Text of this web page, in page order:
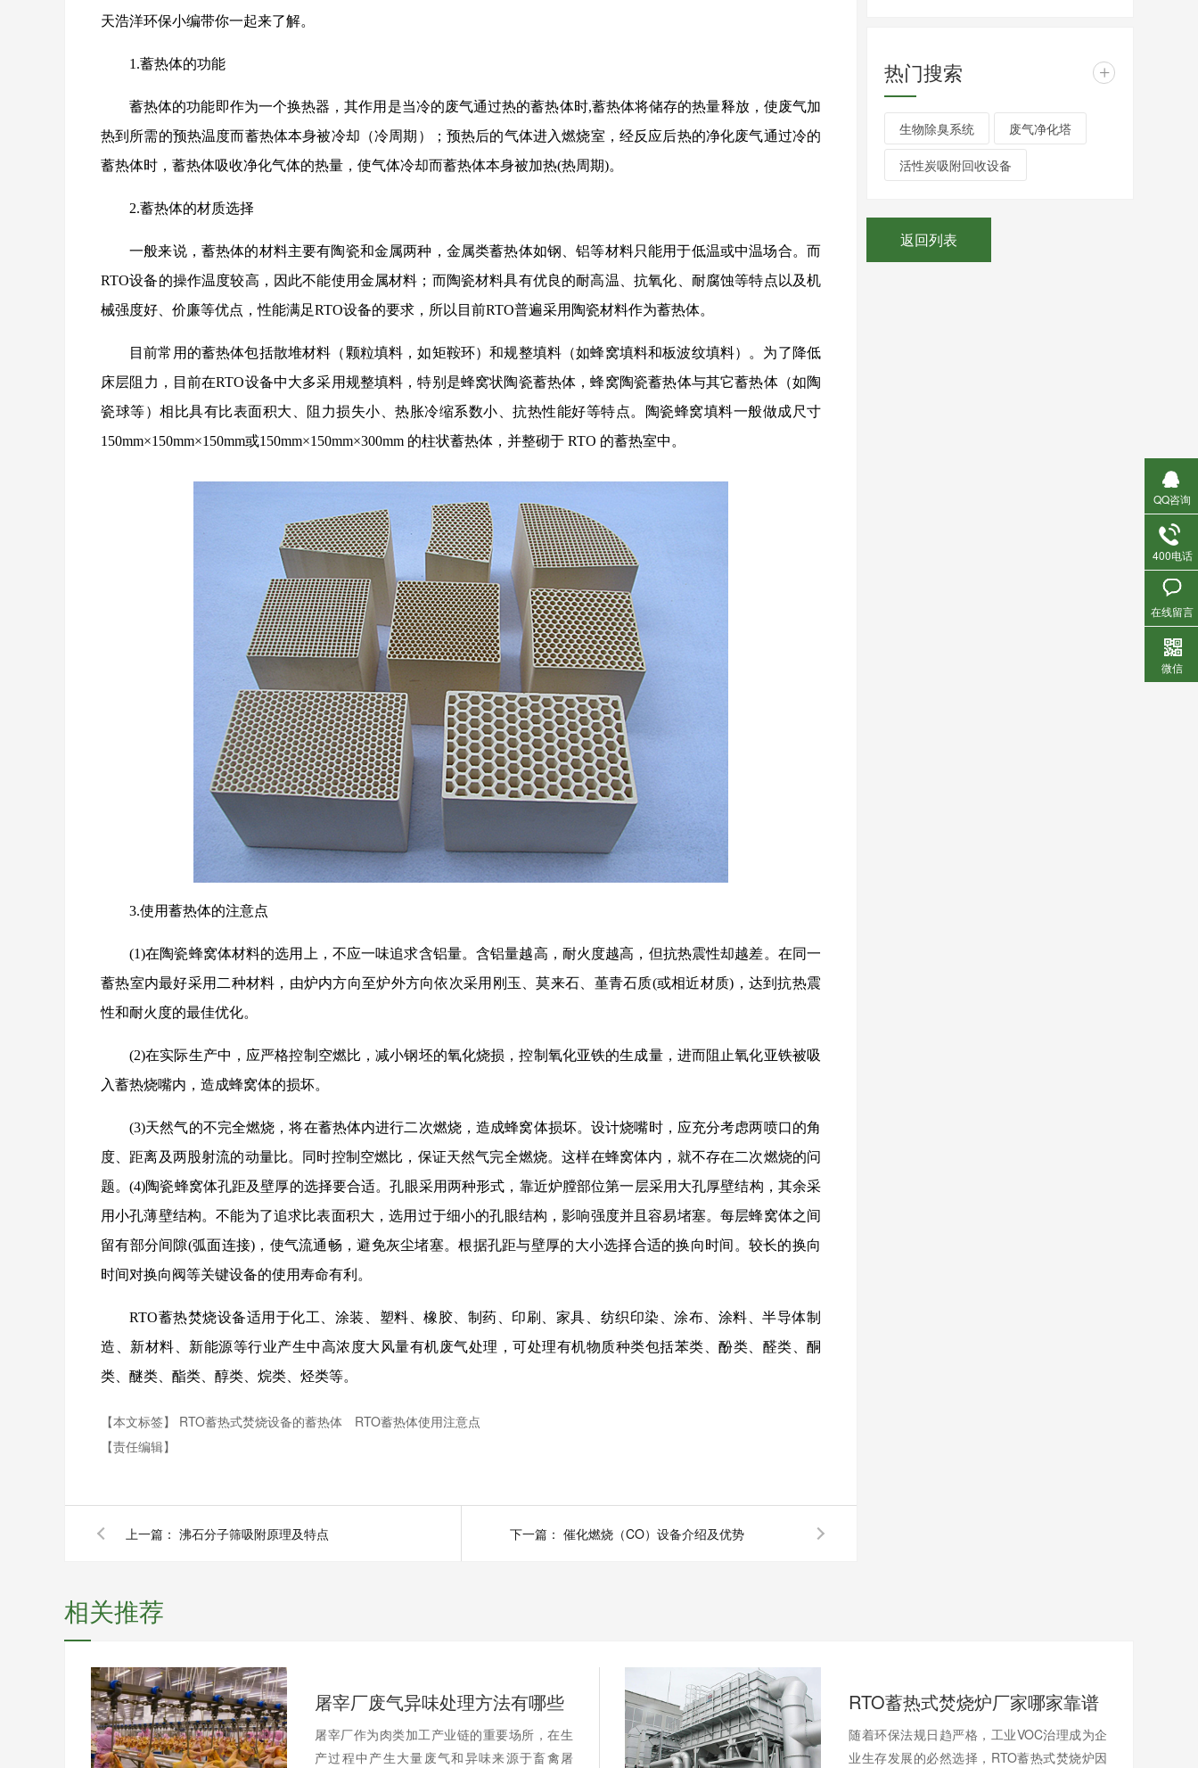
天浩洋环保小编带你一起来了解。
1.蓄热体的功能
蓄热体的功能即作为一个换热器，其作用是当冷的废气通过热的蓄热体时,蓄热体将储存的热量释放，使废气加
热到所需的预热温度而蓄热体本身被冷却（冷周期）；预热后的气体进入燃烧室，经反应后热的净化废气通过冷的
蓄热体时，蓄热体吸收净化气体的热量，使气体冷却而蓄热体本身被加热(热周期)。
2.蓄热体的材质选择
一般来说，蓄热体的材料主要有陶瓷和金属两种，金属类蓄热体如钢、铝等材料只能用于低温或中温场合。而
RTO设备的操作温度较高，因此不能使用金属材料；而陶瓷材料具有优良的耐高温、抗氧化、耐腐蚀等特点以及机
械强度好、价廉等优点，性能满足RTO设备的要求，所以目前RTO普遍采用陶瓷材料作为蓄热体。
目前常用的蓄热体包括散堆材料（颗粒填料，如矩鞍环）和规整填料（如蜂窝填料和板波纹填料）。为了降低
床层阻力，目前在RTO设备中大多采用规整填料，特别是蜂窝状陶瓷蓄热体，蜂窝陶瓷蓄热体与其它蓄热体（如陶
瓷球等）相比具有比表面积大、阻力损失小、热胀冷缩系数小、抗热性能好等特点。陶瓷蜂窝填料一般做成尺寸
150mm×150mm×150mm或150mm×150mm×300mm 的柱状蓄热体，并整砌于 RTO 的蓄热室中。
3.使用蓄热体的注意点
(1)在陶瓷蜂窝体材料的选用上，不应一味追求含铝量。含铝量越高，耐火度越高，但抗热震性却越差。在同一
蓄热室内最好采用二种材料，由炉内方向至炉外方向依次采用刚玉、莫来石、堇青石质(或相近材质)，达到抗热震
性和耐火度的最佳优化。
(2)在实际生产中，应严格控制空燃比，减小钢坯的氧化烧损，控制氧化亚铁的生成量，进而阻止氧化亚铁被吸
入蓄热烧嘴内，造成蜂窝体的损坏。
(3)天然气的不完全燃烧，将在蓄热体内进行二次燃烧，造成蜂窝体损坏。设计烧嘴时，应充分考虑两喷口的角
度、距离及两股射流的动量比。同时控制空燃比，保证天然气完全燃烧。这样在蜂窝体内，就不存在二次燃烧的问
题。(4)陶瓷蜂窝体孔距及壁厚的选择要合适。孔眼采用两种形式，靠近炉膛部位第一层采用大孔厚壁结构，其余采
用小孔薄壁结构。不能为了追求比表面积大，选用过于细小的孔眼结构，影响强度并且容易堵塞。每层蜂窝体之间
留有部分间隙(弧面连接)，使气流通畅，避免灰尘堵塞。根据孔距与壁厚的大小选择合适的换向时间。较长的换向
时间对换向阀等关键设备的使用寿命有利。
RTO蓄热焚烧设备适用于化工、涂装、塑料、橡胶、制药、印刷、家具、纺织印染、涂布、涂料、半导体制
造、新材料、新能源等行业产生中高浓度大风量有机废气处理，可处理有机物质种类包括苯类、酚类、醛类、酮
类、醚类、酯类、醇类、烷类、烃类等。
【本文标签】 RTO蓄热式焚烧设备的蓄热体
RTO蓄热体使用注意点
【责任编辑】
上一篇： 沸石分子筛吸附原理及特点 下一篇： 催化燃烧（CO）设备介绍及优势
热门搜索 +
生物除臭系统 废气净化塔
活性炭吸附回收设备
返回列表
相关推荐
屠宰厂废气异味处理方法有哪些
屠宰厂作为肉类加工产业链的重要场所，在生
产过程中产生大量废气和异味来源于畜禽屠
RTO蓄热式焚烧炉厂家哪家靠谱
随着环保法规日趋严格，工业VOC治理成为企
业生存发展的必然选择，RTO蓄热式焚烧炉因
QQ咨询
400电话
在线留言
微信